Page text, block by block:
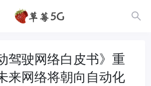
驾驶网络白皮书》重
来网络将朝向自动化